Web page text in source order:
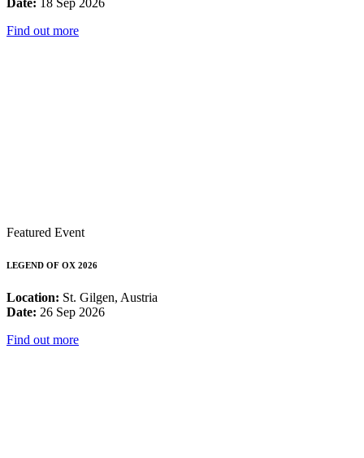
Date: 18 Sep 2026
Find out more
Featured Event
LEGEND OF OX 2026
Location: St. Gilgen, Austria
Date: 26 Sep 2026
Find out more